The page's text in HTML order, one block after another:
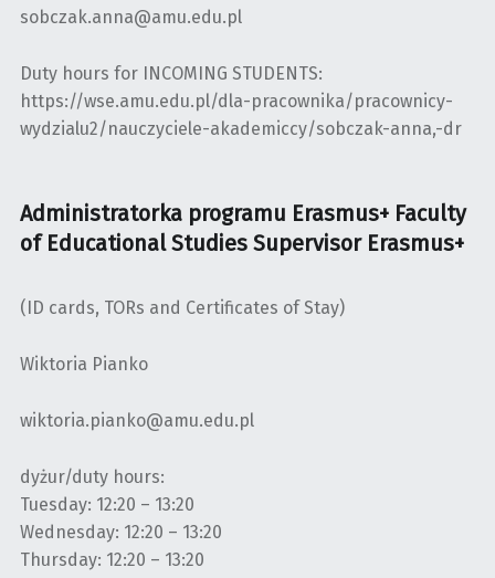
sobczak.anna@amu.edu.pl
Duty hours for INCOMING STUDENTS:
https://wse.amu.edu.pl/dla-pracownika/pracownicy-
wydzialu2/nauczyciele-akademiccy/sobczak-anna,-dr
Administratorka programu Erasmus+ Faculty
of Educational Studies Supervisor Erasmus+
(ID cards, TORs and Certificates of Stay)
Wiktoria Pianko
wiktoria.pianko@amu.edu.pl
dyżur/duty hours:
Tuesday: 12:20 – 13:20
Wednesday: 12:20 – 13:20
Thursday: 12:20 – 13:20